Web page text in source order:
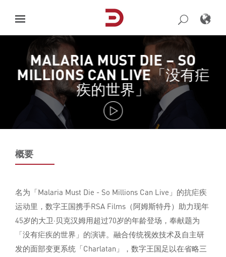
content
MALARIA MUST DIE – SO
MILLIONS CAN LIVE「没有疟
疾的世界」
概要
名为「Malaria Must Die - So Millions Can Live」的抗疟疾
运动里，数字王国携手RSA Films（阿姆斯特丹）助力现年
45岁的大卫·贝克汉姆用超过70岁的年龄登场，奉献题为
「没有疟疾的世界」的演讲。融合传统视效技术及自主研
发的面部变更系统「Charlatan」，数字王国足以在省略三